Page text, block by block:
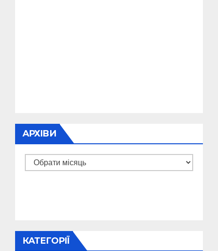
АРХІВИ
Архіви
КАТЕГОРІЇ